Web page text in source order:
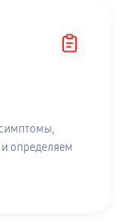
определяем